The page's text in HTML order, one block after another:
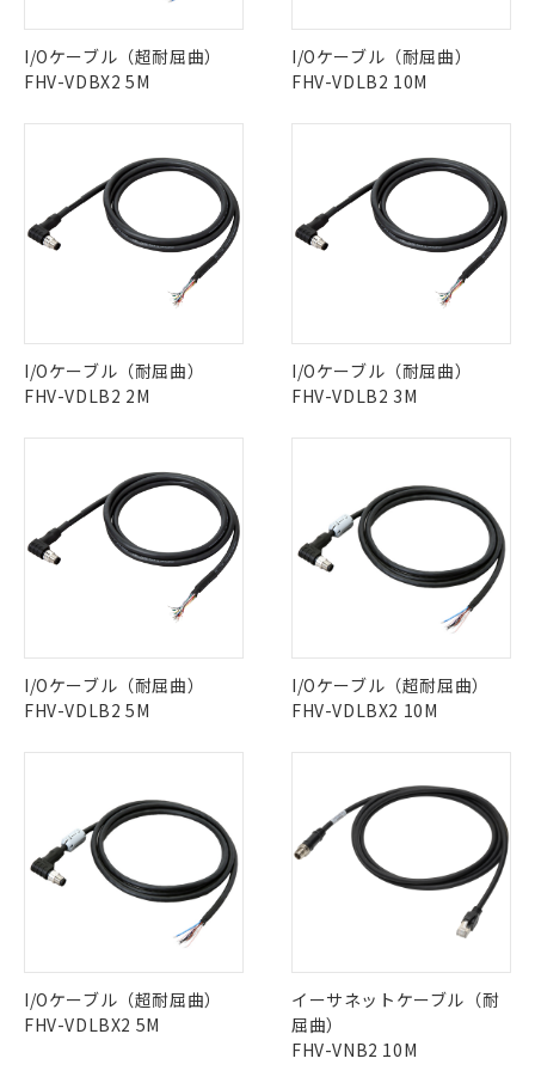
I/Oケーブル（超耐屈曲）
FHV-VDBX2 5M
I/Oケーブル（耐屈曲）
FHV-VDLB2 10M
I/Oケーブル（耐屈曲）
FHV-VDLB2 2M
I/Oケーブル（耐屈曲）
FHV-VDLB2 3M
I/Oケーブル（耐屈曲）
FHV-VDLB2 5M
I/Oケーブル（超耐屈曲）
FHV-VDLBX2 10M
I/Oケーブル（超耐屈曲）
FHV-VDLBX2 5M
イーサネットケーブル（耐
屈曲）
FHV-VNB2 10M
ご利用条件
以下の条件をお読みいただき、同意のうえ
ご利用ください。
本サービスは、当社制御機器事業取扱
商品の当社在庫状況および標準価格
(税抜)を提供させていただくもので
す。
当社制御機器事業取扱商品の中には、
本サービスの対象外となる商品もある
在庫状況および標準価格照会結果は、
記載している更新日時点での社内デー
タに基づき作成されるものであり、閲
覧された時点での実際の在庫および標
準価格とは異なる場合があることをご
了承ください。
正式な納期状況および標準価格はお客
様のお取引先、またはお客様担当のオ
オムロン制御機器販売店や当社販売拠
点は「
販売ネットワーク
※1 対応状況
対応済み：EU RoHS指令（10物質）の
非含有に対応した製品が提供可能な商品で
す。
有に対応した製品に切り替える予定のある
商品です。
対応予定なし：EU RoHS指令（10物質）の
非含有に非対応の商品で、対応品を出す予
定はありません。
調査・確認中：EU RoHS指令（10物質）の
非含有の対応状況を調査中または確認中の
商品です。
仕入先様の事情により、非含有部品として
いたものが、含有品と判明した場合などや
鉛(Pb) 1000ppm以下、 水銀(Hg) 1000ppm以下、 カド
ミウム(Cd) 100ppm以下、
六価クロム(Cr(Ⅵ)) 1000ppm以下、ポリ臭化ビフェニル
類(PBB) 1000ppm以下、ポリ臭化ジフェニルエーテル類
(PBDE) 1000ppm以下、フタル酸ビス(2-エチルヘキシ
ル) (DEHP)(別名：DOP) 1000ppm以下、フタル酸ブチ
ルベンジル（BBP） 1000ppm以下、フタル酸ジブチル
（DBP） 1000ppm以下、フタル酸ジイソブチル
但し、RoHS指令で産業用監視および制御機器に対する
適用除外項目は除く。
フタル酸エステル類の４物質については閾値を超える意
図的な使用がないことを確認しています。
※1 中国RoHS○×表
基準値以下であることを示します。
「×」：最大均質材料含有率が中国RoHSの
基準値を超えていることを示します。
*中国RoHS10物質の基準値 (GB/T26572)：
Pb(鉛) :1000ppm、 Hg(水銀) : 1000ppm、 Cd(カドミウ
ム) : 100ppm、
Cr(Ⅵ)(六価クロム) : 1000ppm、 PBBs(ポリ臭化ビフェ
ニル類) : 1000ppm、 PBDEs(ポリ臭化ジフェニルエーテ
ル類) : 1000ppm、
DBP(フタル酸ジブチル) : 1000ppm、 DIBP(フタル酸ジ
イソブチル) : 1000ppm、 BBP(フタル酸ブチルベンジ
DEHP(フタル酸ビス(2-エチルヘキシル)) : 1000ppm
※2 環境保護使用期限
当社は、これら貴社製品のうち、外国
為替および外国貿易法に定める商品
または国外への提供する場合は、日本
国政府の輸出許可(または役務取引許
可)を取得するなどの必要な手続きを
とります。
当社は規制貨物を破棄する場合は、完
全に破砕するなど、違法に輸出されな
いよう必要な手段を講じます。
当社は貴社製品を、核兵器、ミサイ
ル、化学兵器、生物兵器またはその他
武器並びにこれらの製造装置等に一切
使用いたしません。
記
号
説明
○ 一定数以上の在庫あり
一定数には満たないが在庫あり
－
在庫なし(最新の在庫状況につ
いては、お客様のお取引先、ま
たはお客様担当のオムロン制御